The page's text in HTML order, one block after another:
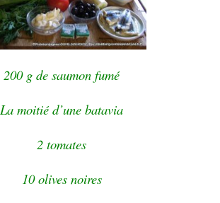
200 g de saumon fumé
La moitié d’une batavia
2 tomates
10 olives noires